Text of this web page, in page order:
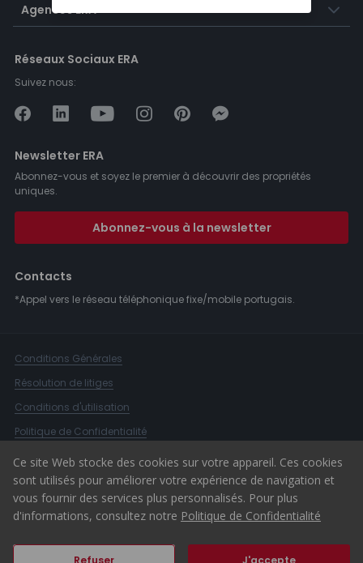
Agences ERA
Réseaux Sociaux ERA
Suivez nous:
Newsletter ERA
Abonnez-vous et soyez le premier à découvrir des propriétés
uniques.
Abonnez-vous à la newsletter
Contacts
*Appel vers le réseau téléphonique fixe/mobile portugais.
Conditions Générales
Résolution de litiges
Conditions d'utilisation
Politique de Confidentialité
Livre de Réclamations
Canal d'alerte
© 2026 ERA Portugal
Ce site Web stocke des cookies sur votre appareil. Ces cookies
sont utilisés pour améliorer votre expérience de navigation et
vous fournir des services plus personnalisés. Pour plus
d'informations, consultez notre Politique de Confidentialité
Refuser J'accepte